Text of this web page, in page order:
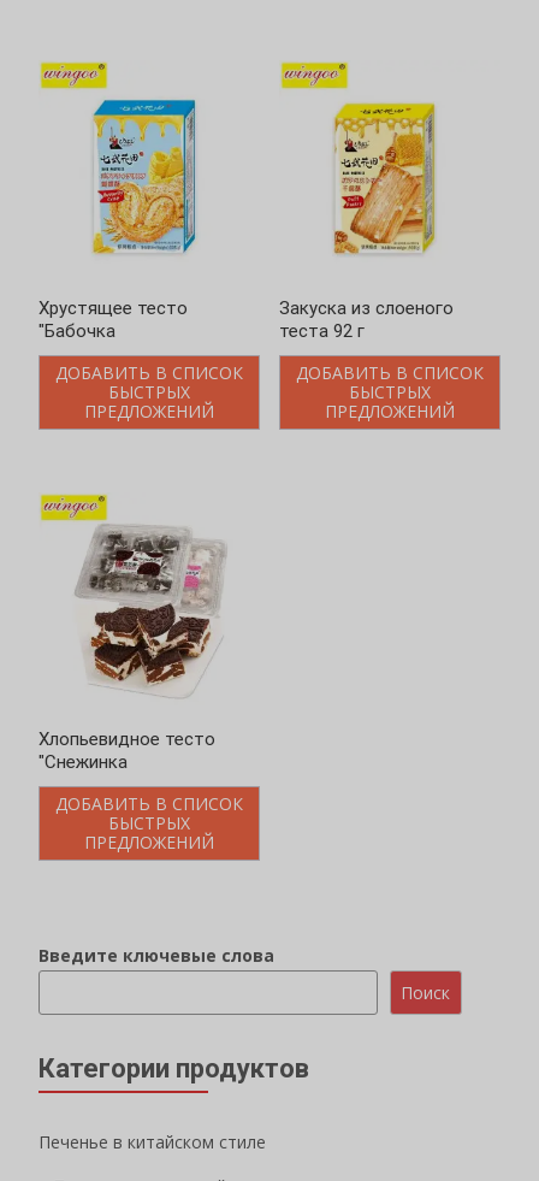
Хрустящее тесто
"Бабочка
ДОБАВИТЬ В СПИСОК
БЫСТРЫХ
ПРЕДЛОЖЕНИЙ
Закуска из слоеного
теста 92 г
ДОБАВИТЬ В СПИСОК
БЫСТРЫХ
ПРЕДЛОЖЕНИЙ
Хлопьевидное тесто
"Снежинка
ДОБАВИТЬ В СПИСОК
БЫСТРЫХ
ПРЕДЛОЖЕНИЙ
Введите ключевые слова
Поиск
Категории продуктов
Печенье в китайском стиле